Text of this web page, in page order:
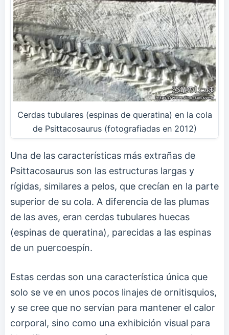
Cerdas tubulares (espinas de queratina) en la cola
de Psittacosaurus (fotografiadas en 2012)
Una de las características más extrañas de
Psittacosaurus son las estructuras largas y
rígidas, similares a pelos, que crecían en la parte
superior de su cola. A diferencia de las plumas
de las aves, eran cerdas tubulares huecas
(espinas de queratina), parecidas a las espinas
de un puercoespín.
Estas cerdas son una característica única que
solo se ve en unos pocos linajes de ornitisquios,
y se cree que no servían para mantener el calor
corporal, sino como una exhibición visual para